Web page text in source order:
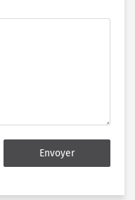
Envoyer